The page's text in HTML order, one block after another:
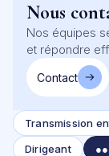
Nous
Nos équipes
et répondre
Contact
Transmission
Dirigeant